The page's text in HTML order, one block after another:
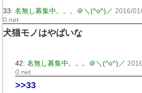
33: 名無し募集中。。。＠＼(^o^)／ 2016/
0.net
犬猫モノはやばいな
42: 名無し募集中。。。＠＼(^o^)／
0.net
>>33